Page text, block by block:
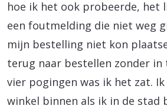
hoe ik het ook probeerde, het
een foutmelding die niet weg
mijn bestelling niet kon
terug naar bestellen zonder in
vier pogingen was ik het zat.
winkel binnen als ik in de stad